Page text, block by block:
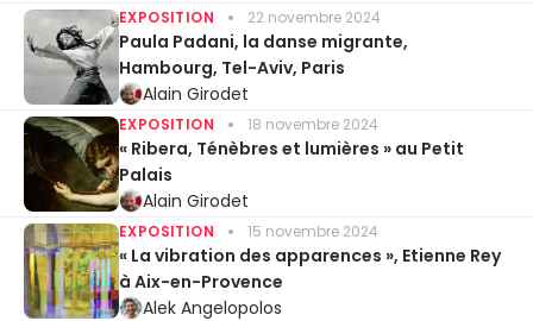
EXPOSITION 22 novembre 2024
Paula Padani, la danse migrante,
Hambourg, Tel-Aviv, Paris
Alain Girodet
EXPOSITION 18 novembre 2024
« Ribera, Ténèbres et lumières » au Petit
Palais
Alain Girodet
EXPOSITION 15 novembre 2024
« La vibration des apparences », Etienne Rey
à Aix-en-Provence
Alek Angelopolos